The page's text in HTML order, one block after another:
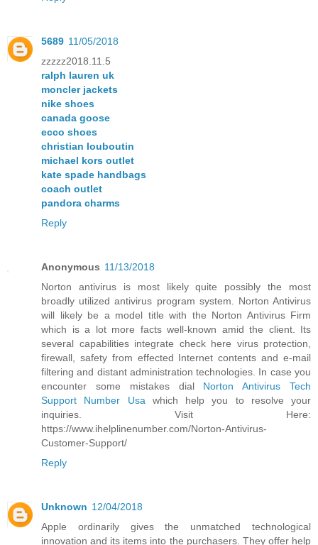
5689 11/05/2018
zzzzz2018.11.5
ralph lauren uk
moncler jackets
nike shoes
canada goose
ecco shoes
christian louboutin
michael kors outlet
kate spade handbags
coach outlet
pandora charms
Reply
Anonymous 11/13/2018
Norton antivirus is most likely quite possibly the most
broadly utilized antivirus program system. Norton Antivirus
will likely be a model title with the Norton Antivirus Firm
which is a lot more facts well-known amid the client. Its
several capabilities integrate check here virus protection,
firewall, safety from effected Internet contents and e-mail
filtering and distant administration technologies. In case you
encounter some mistakes dial Norton Antivirus Tech
Support Number Usa which help you to resolve your
inquiries. Visit Here:
https://www.ihelplinenumber.com/Norton-Antivirus-
Customer-Support/
Reply
Unknown 12/04/2018
Apple ordinarily gives the unmatched technological
innovation and its items into the purchasers. They offer help